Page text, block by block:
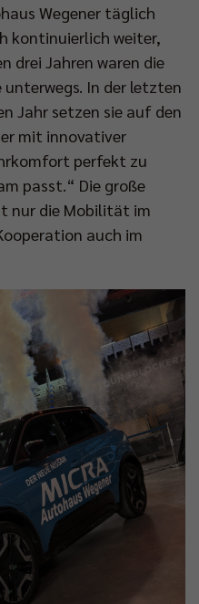
Wegener täglich
kontinuierlich weiter,
drei Jahren waren die
unterwegs. In der letzten
Jahr setzen sie auf den
mit innovativer
perfekt zu
passt.“ Die große
nur die Mobilität im
auch im